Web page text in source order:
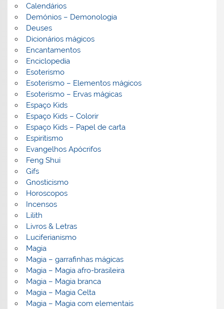
Calendários
Demónios – Demonologia
Deuses
Dicionários mágicos
Encantamentos
Enciclopedia
Esoterismo
Esoterismo – Elementos mágicos
Esoterismo – Ervas mágicas
Espaço Kids
Espaço Kids – Colorir
Espaço Kids – Papel de carta
Espiritismo
Evangelhos Apócrifos
Feng Shui
Gifs
Gnosticismo
Horoscopos
Incensos
Lilith
Livros & Letras
Luciferianismo
Magia
Magia – garrafinhas mágicas
Magia – Magia afro-brasileira
Magia – Magia branca
Magia – Magia Celta
Magia – Magia com elementais